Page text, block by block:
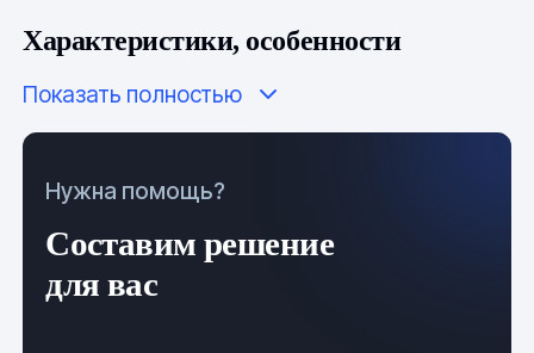
Характеристики, особенности
Технические характеристики такого тройника
изготовления. Поливинилиденфторид имеет
отличные механические свойства, обладает
стойкостью к высокой температуре, выдерживает
значительное давление. Физические показатели не
изменяются при колебаниях температуры от -40 до
Показать полностью
Нужна помощь?
Составим решение
для вас